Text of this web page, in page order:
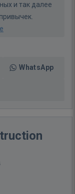
и так далее
WhatsApp